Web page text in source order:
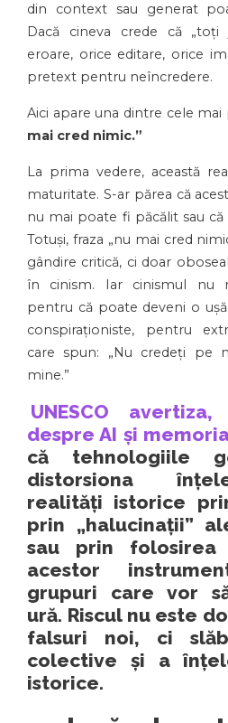
din context sau generat
Dacă cineva crede că „toți
eroare, orice editare, orice
pretext pentru neîncredere.
Aici apare una dintre cele mai
mai cred nimic.”
La prima vedere, această
maturitate. S-ar părea că
nu mai poate fi păcălit sau
Totuși, fraza „nu mai cred
gândire critică, ci doar
în cinism. Iar cinismul nu
pentru că poate deveni o
conspiraționiste, pentru
care spun: „Nu credeți pe
mine.”
UNESCO
despre AI și
că tehnologiile
distorsiona
realități istorice
prin „halucinații”
sau prin folosirea
acestor
grupuri care vor
ură. Riscul nu este
falsuri noi, ci
colective și a
istorice.